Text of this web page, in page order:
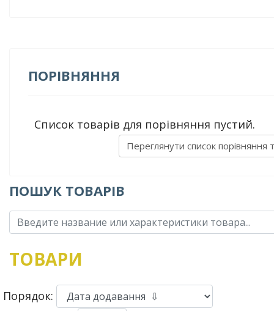
ПОРІВНЯННЯ
Список товарів для порівняння пустий.
Переглянути список порівняння
ПОШУК ТОВАРІВ
ТОВАРИ
Порядок: